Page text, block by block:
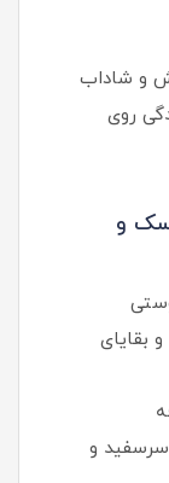
و شاداب
روی
و
بقایای
و